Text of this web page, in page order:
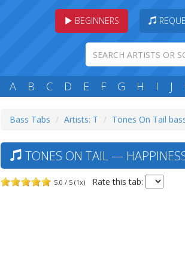
BEGINNERS
A B C D E F G H I J
Bass Tabs Artists: T Tones On Tail
TONES ON TAIL —
5.0 / 5 (1x) Rate this tab: